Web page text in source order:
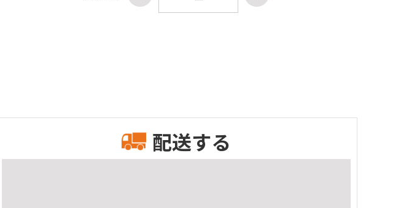
配送する